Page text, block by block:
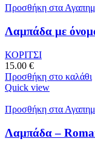
Προσθήκη στα
Λαμπάδα με
ΚΟΡΙΤΣΙ
15.00 €
Προσθήκη στο καλάθι
Quick view
Προσθήκη στα
Λαμπάδα –